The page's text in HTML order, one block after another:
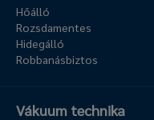
Hőálló
Rozsdamentes
Hidegálló
Robbanásbiztos
Vákuum technika